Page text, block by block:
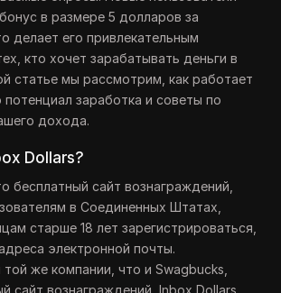
в размере 5 долларов за
делает его привлекательным
кто хочет зарабатывать деньги в
статье мы рассмотрим, как работает
потенциал заработка и советы по
дохода.
Dollars?
бесплатный сайт вознаграждений,
в Соединенных Штатах,
старше 18 лет зарегистрироваться,
электронной почты.
же компании, что и Swagbucks,
сайт вознаграждений, Inbox Dollars